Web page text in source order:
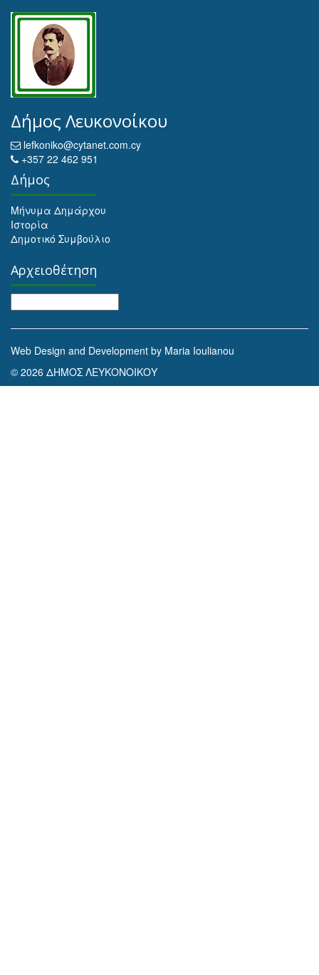
Δήμος Λευκονοίκου
lefkoniko@cytanet.com.cy
+357 22 462 951
Δήμος
Μήνυμα Δημάρχου
Ιστορία
Δημοτικό Συμβούλιο
Αρχειοθέτηση
Web Design and Development by Maria Ioulianou
© 2026 ΔΗΜΟΣ ΛΕΥΚΟΝΟΙΚΟΥ